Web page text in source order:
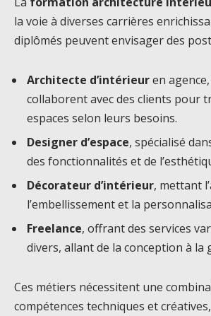
la voie à diverses carrières
diplômés peuvent envisager des
Architecte d’intérieuren
collaborent avec des clients pour
espaces selon leurs besoins.
Designer d’espace, spécialisé
des fonctionnalités et de
Décorateur d’intérieur, mettant
l’embellissement et la
Freelance, offrant des services
divers, allant de la conception à la
Ces métiers nécessitent une
compétences techniques et